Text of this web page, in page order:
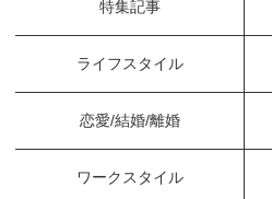
特集記事
ライフスタイル
恋愛/結婚/離婚
ワークスタイル